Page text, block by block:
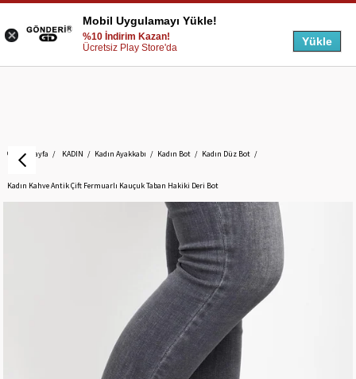
Anasayfa KADIN Kadın Ayakkabı Kadın Bot Kadın Düz Bot
Kadın Kahve Antik Çift Fermuarlı Kauçuk Taban Hakiki Deri Bot
Mobil Uygulamayı Yükle!
%10 İndirim Kazan!
Ücretsiz Play Store'da
Yükle